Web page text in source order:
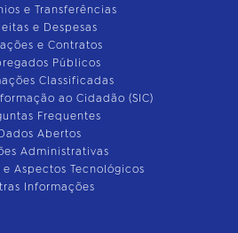
e Transferências
e Despesas
e Contratos
Públicos
Classificadas
ao Cidadão (SIC)
Frequentes
Abertos
Administrativas
e Aspectos Tecnológicos
Informações